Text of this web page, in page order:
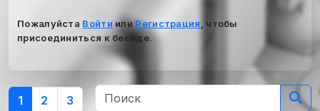
Пожалуйста Войти илиРегистрация
, чтобы
присоединиться к беседе.
1 2 3